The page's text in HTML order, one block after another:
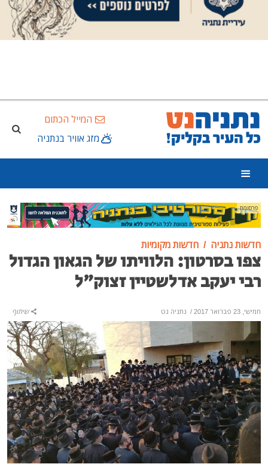
המייל הכתום
מזג אוויר בנתניה
פרסומת
חדשות נתניה חדשות מקומיות
צפו בסרטון: הלוויתו של הגאון הגדול
רבי יעקב אדלשטיין זצוק"ל
חמישי, 23 פברואר 2017 / נתניה נט שיתוף